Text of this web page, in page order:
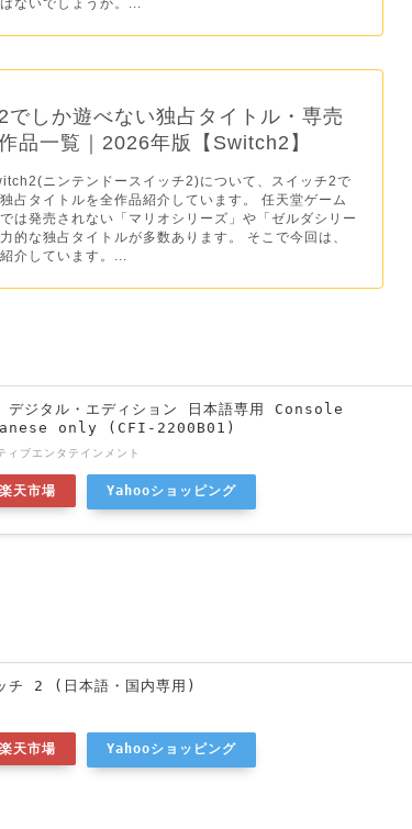
ないでしょうか。...
でしか遊べない独占タイトル・専売
品一覧｜2026年版【Switch2】
ニンテンドースイッチ2)について、スイッチ2で
占タイトルを全作品紹介しています。 任天堂ゲーム
は発売されない「マリオシリーズ」や「ゼルダシリー
的な独占タイトルが多数あります。 そこで今回は、
介しています。...
タル・エディション 日本語専用 Console
only (CFI-2200B01)
ィブエンタテインメント
楽天市場 Yahooショッピング
チ 2 (日本語・国内専用)
楽天市場 Yahooショッピング